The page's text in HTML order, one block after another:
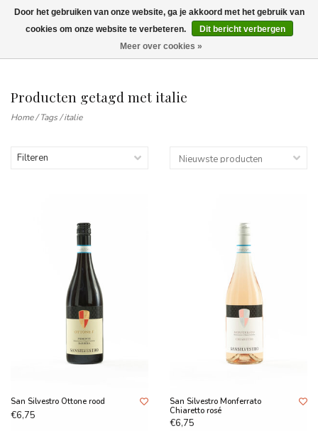
Wij leveren tot aan uw deur. Afhalen is mogelijk.
Producten getagd met italie
Home/Tags/italie
Filteren
San Silvestro Ottone rood
€6,75
San Silvestro Monferrato
Chiaretto rosé
€6,75
Door het gebruiken van onze website, ga je akkoord met het gebruik van
cookies om onze website te verbeteren.
Dit bericht verbergen
Meer over cookies »